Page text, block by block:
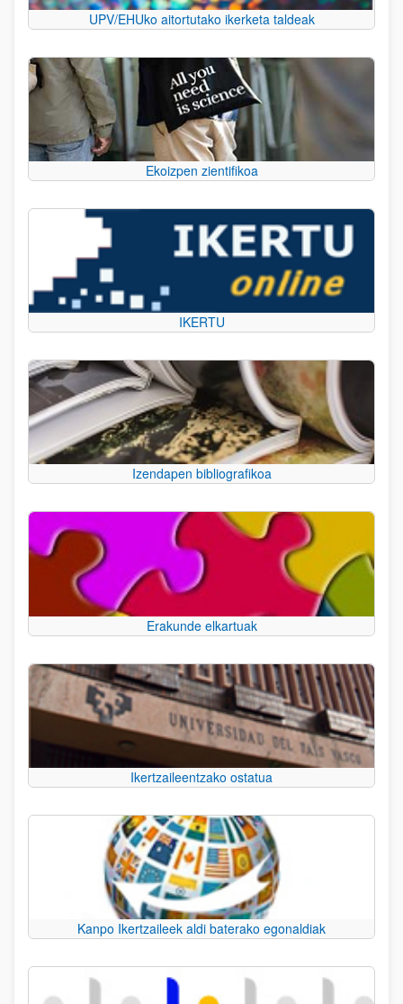
UPV/EHUko aitortutako ikerketa taldeak
Ekoizpen zientifikoa
IKERTU
Izendapen bibliografikoa
Erakunde elkartuak
Ikertzaileentzako ostatua
Kanpo Ikertzaileek aldi baterako egonaldiak